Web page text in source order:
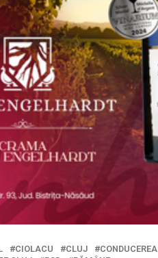
CIOLACU CLUJ CONDUCEREA